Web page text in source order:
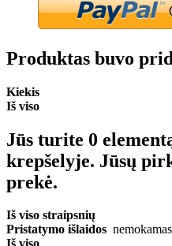
Produktas buvo
Kiekis
Iš viso
Jūs turite 0
krepšelyje. Jūsų
prekė.
Iš viso straipsnių
Pristatymo išlaidos